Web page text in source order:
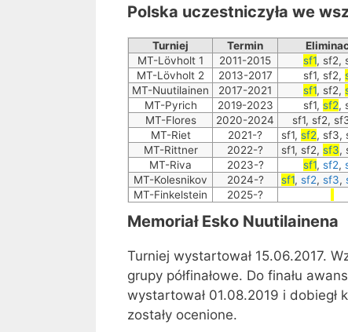
Polska uczestniczyła we
Turniej Termin
MT-Lövholt 1
2011-2015 sf1, sf2,
MT-Lövholt 2
2013-2017 sf1, sf2,
MT-Nuutilainen
2017-2021 sf1, sf2,
MT-Pyrich
2019-2023 sf1, sf2,
MT-Flores
2020-2024 sf1, sf2,
MT-Riet
2021-? sf1, sf2, sf3,
MT-Rittner
2022-? sf1, sf2, sf3,
MT-Riva
2023-? sf1, sf2,
MT-Kolesnikov
2024-? sf1, sf2, sf3,
MT-Finkelstein
2025-?
Memoriał Esko Nuutilainena
Turniej wystartował 15.06.2017.
grupy półfinałowe. Do finału
wystartował 01.08.2019 i dobiegł
zostały ocenione.